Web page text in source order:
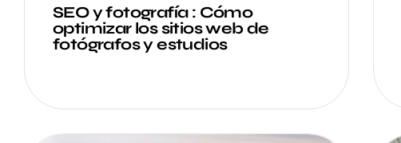
SEO y fotografía : Cómo
optimizar los sitios web de
fotógrafos y estudios